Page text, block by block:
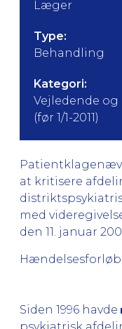
Læger
Type:
Behandling
Kategori:
Vejledende
(før 1/1-2011)
at kritisere
med
den 11. januar
Hændelsesforløb
Siden 1996 havde
psykiatrisk